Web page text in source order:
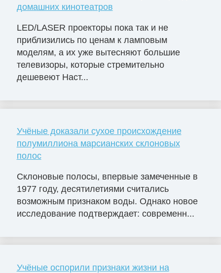
домашних кинотеатров
LED/LASER проекторы пока так и не
приблизились по ценам к ламповым
моделям, а их уже вытесняют большие
телевизоры, которые стремительно
дешевеют Наст...
Учёные доказали сухое происхождение
полумиллиона марсианских склоновых
полос
Склоновые полосы, впервые замеченные в
1977 году, десятилетиями считались
возможным признаком воды. Однако новое
исследование подтверждает: современн...
Учёные оспорили признаки жизни на